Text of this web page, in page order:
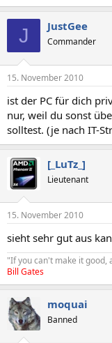
J JustGee
Commander
15. November 2010
ist der PC für dich
nur, weil du sonst
solltest. (je nach IT-
[_LuTz_]
Lieutenant
15. November 2010
sieht sehr gut aus
"If you can't make it good,
Bill Gates
moquai
Banned